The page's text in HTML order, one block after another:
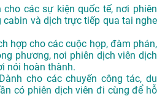
cho các sự kiện quốc tế, nơi phiên
và dịch trực tiếp qua tai nghe
hợp cho các cuộc họp, đàm phán,
phương, nơi phiên dịch viên dịch
nói hoàn thành.
cho các chuyến công tác, du
có phiên dịch viên đi cùng để hỗ